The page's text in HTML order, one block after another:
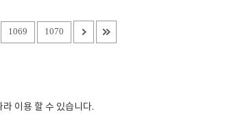
1069 1070
라 이용 할 수 있습니다.